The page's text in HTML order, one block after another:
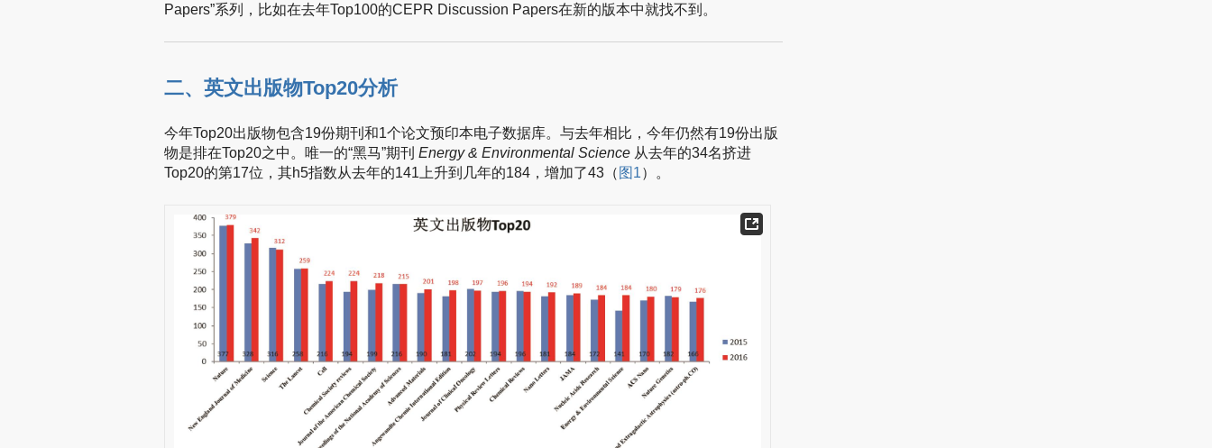
Papers”系列，比如在去年Top100的CEPR Discussion Papers在新的版本中就找不到。
二、英文出版物Top20分析
今年Top20出版物包含19份期刊和1个论文预印本电子数据库。与去年相比，今年仍然有19份出版
物是排在Top20之中。唯一的“黑马”期刊 Energy & Environmental Science 从去年的34名挤进
Top20的第17位，其h5指数从去年的141上升到几年的184，增加了43（ 图1）。